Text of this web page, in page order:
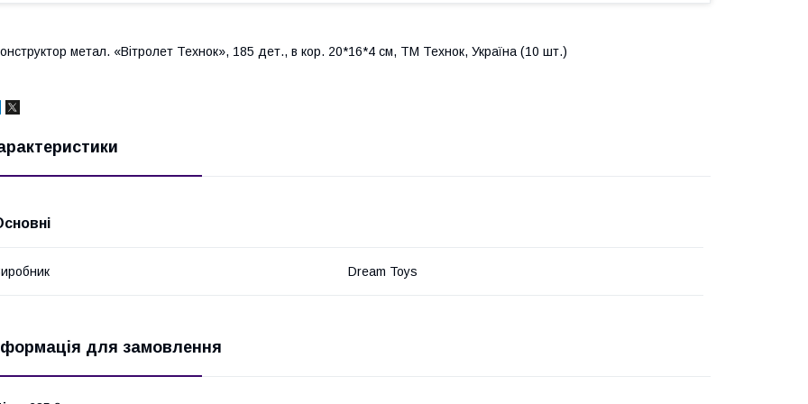
метал. «Вітролет Технок», 185 дет., в кор. 20*16*4 см, ТМ Технок, Україна (10 шт.)
Dream Toys
для замовлення